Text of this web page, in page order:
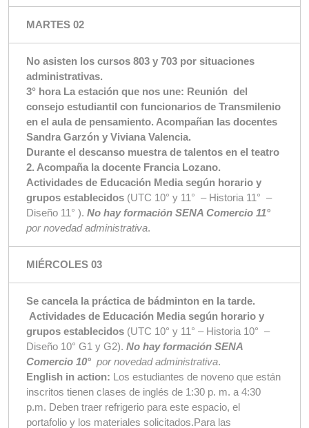
MARTES 02
No asisten los cursos 803 y 703 por situaciones
administrativas.
3° hora La estación que nos une: Reunión del
consejo estudiantil con funcionarios de Transmilenio
en el aula de pensamiento. Acompañan las docentes
Sandra Garzón y Viviana Valencia.
Durante el descanso muestra de talentos en el teatro
2. Acompaña la docente Francia Lozano.
Actividades de Educación Media según horario y
grupos establecidos (UTC 10° y 11° – Historia 11° –
Diseño 11° ). No hay formación SENA Comercio 11°
por novedad administrativa.
MIÉRCOLES 03
Se cancela la práctica de bádminton en la tarde.
Actividades de Educación Media según horario y
grupos establecidos (UTC 10° y 11° – Historia 10° –
Diseño 10° G1 y G2). No hay formación SENA
Comercio 10° por novedad administrativa.
English in action: Los estudiantes de noveno que están
inscritos tienen clases de inglés de 1:30 p. m. a 4:30
p.m. Deben traer refrigerio para este espacio, el
portafolio y los materiales solicitados.Para las